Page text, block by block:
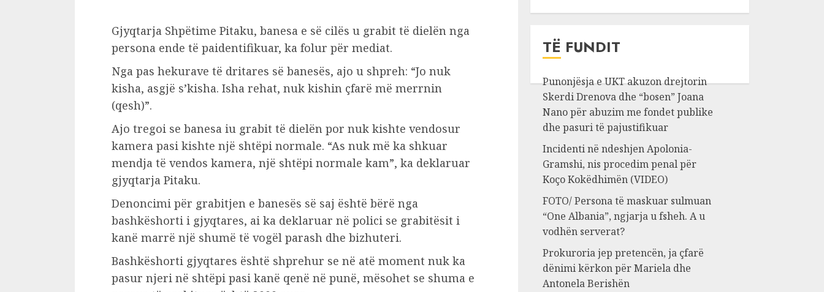
Gjyqtarja Shpëtime Pitaku, banesa e së cilës u grabit të dielën nga
persona ende të paidentifikuar, ka folur për mediat.
Nga pas hekurave të dritares së banesës, ajo u shpreh: “Jo nuk
kisha, asgjë s’kisha. Isha rehat, nuk kishin çfarë më merrnin
(qesh)”.
Ajo tregoi se banesa iu grabit të dielën por nuk kishte vendosur
kamera pasi kishte një shtëpi normale. “As nuk më ka shkuar
mendja të vendos kamera, një shtëpi normale kam”, ka deklaruar
gjyqtarja Pitaku.
Denoncimi për grabitjen e banesës së saj është bërë nga
bashkëshorti i gjyqtares, ai ka deklaruar në polici se grabitësit i
kanë marrë një shumë të vogël parash dhe bizhuteri.
Bashkëshorti gjyqtares është shprehur se në atë moment nuk ka
pasur njeri në shtëpi pasi kanë qenë në punë, mësohet se shuma e
TË FUNDIT
Punonjësja e UKT akuzon drejtorin
Skerdi Drenova dhe “bosen” Joana
Nano për abuzim me fondet publike
dhe pasuri të pajustifikuar
Incidenti në ndeshjen Apolonia-
Gramshi, nis procedim penal për
Koço Kokëdhimën (VIDEO)
FOTO/ Persona të maskuar sulmuan
“One Albania”, ngjarja u fsheh. A u
vodhën serverat?
Prokuroria jep pretencën, ja çfarë
dënimi kërkon për Mariela dhe
Antonela Berishën